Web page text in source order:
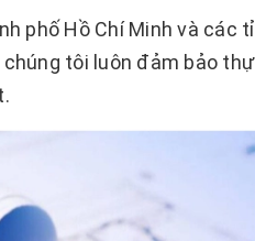
phố Hồ Chí Minh và các
tôi luôn đảm bảo